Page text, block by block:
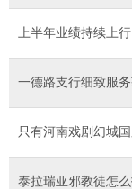
上半年业绩持续上
一德路支行细致服
只有河南戏剧幻城